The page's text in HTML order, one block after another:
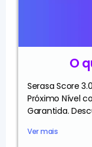
O
Serasa Score
Próximo Nível
Garantida.
Ver mais